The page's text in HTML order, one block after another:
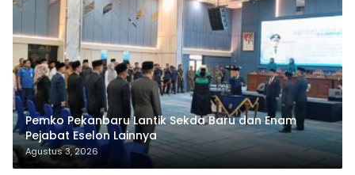
Pemko Pekanbaru Lantik Sekda Baru dan Enam
Pejabat Eselon Lainnya
Agustus 3, 2026